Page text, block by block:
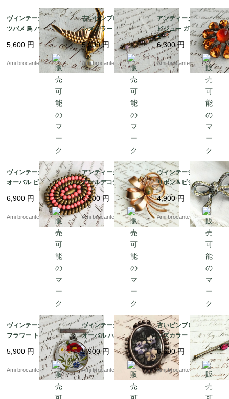
ヴィンテージブローチ
ツバメ 鳥 パール フラ
5,600 円
Ami brocante
古いピンブローチ ブロ
ンズカラー ピンク ロー
ズ ビジュー フランス直
送
5,900円
Ami brocante
アンティークブローチ
ビジュー ガラス 透明
丸 オレンジ フランス直
送
6,300円
Ami brocante
ヴィンテージブローチ
オーバル ビーズ 真鍮
サーモンピンク フラン
ス直送
6,900 円
Ami brocante
アンティークブローチ
アールデコデザインブ
ローチ フランス直送
6,200円
Ami brocante
ヴィンテージブローチ
リボン＆ビジュー シル
バーメッキ フランス直
送
4,900円
Ami brocante
ヴィンテージブローチ
フラワー トリコロール
真鍮 花 丸 フランス直
送
5,900 円
Ami brocante
ヴィンテージブローチ
オーバル ハンドペイン
ト ローズ フレーム フ
ランス直送
5,900円
Ami brocante
古いピンブローチ ブロ
ンズカラー ピンク ロー
ズ ビジュー フランス直
送
6,600円
Ami brocante